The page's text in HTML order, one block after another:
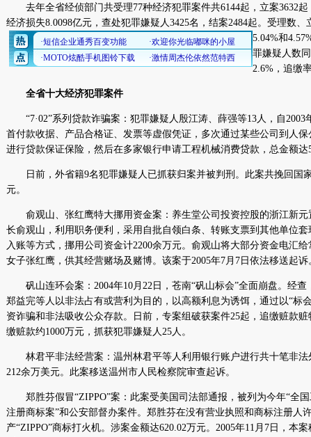
去年全省经侦部门共受理77种经济犯罪案件共6144起，立案3632起
经济损失8.0098亿元，查处犯罪嫌疑人3425名，结案2484起。 受理数、
5.04%和
罪嫌疑人数
2.6%，追缴
全省十大经济犯罪案件
“7·02”系列贷款诈骗案：犯罪嫌疑人殷江涛、薛强等13人，自2003
首付款收据、产品合格证、发票等虚假凭证，多次通过某些公司到人保
进行贷款保证保险，然后在多家银行申请工程机械消费贷款，总金额达
日前，外省籍9名犯罪嫌疑人已抓获归案并被判刑。此案共挽回国
元。
俞观山、张红鹰特大挪用资金案：养生堂公司投资控股的浙江新元
长俞观山，利用职务便利，采用自批自领白条、转账支票到其他单位
入账等方式，挪用公司资金计2200余万元。俞观山将大部分资金电汇
女子张红鹰，供其经营赌场及赌博。该案于2005年7月7日依法移送起诉
矾山连环会案：2004年10月22日，苍南“矾山标会”全面崩盘。经查
郑益完等人以非法占有或营利为目的，以高额利息为诱饵，通过以“标
资诈骗和非法吸收公众存款。日前，专案组破获案件25起，追缴赃款赃
缴赃款约1000万元，抓获犯罪嫌疑人25人。
林君平非法经营案：温州林君平等人利用银行账户进行共十笔非法
212余万美元。此案移送温州市人民检察院审查起诉。
郑胜芬假冒“ZIPPO”案：此案受美国司法部通报，被列为今年“全国
注册商标案”和公安部督办案件。郑胜芬在没有营业执照和商标注册人
产“ZIPPO”商标打火机。涉案金额达620.02万元。2005年11月7日，本